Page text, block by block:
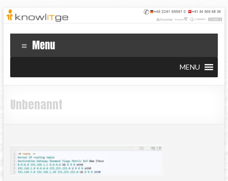
Menu
MENU
Unbenannt